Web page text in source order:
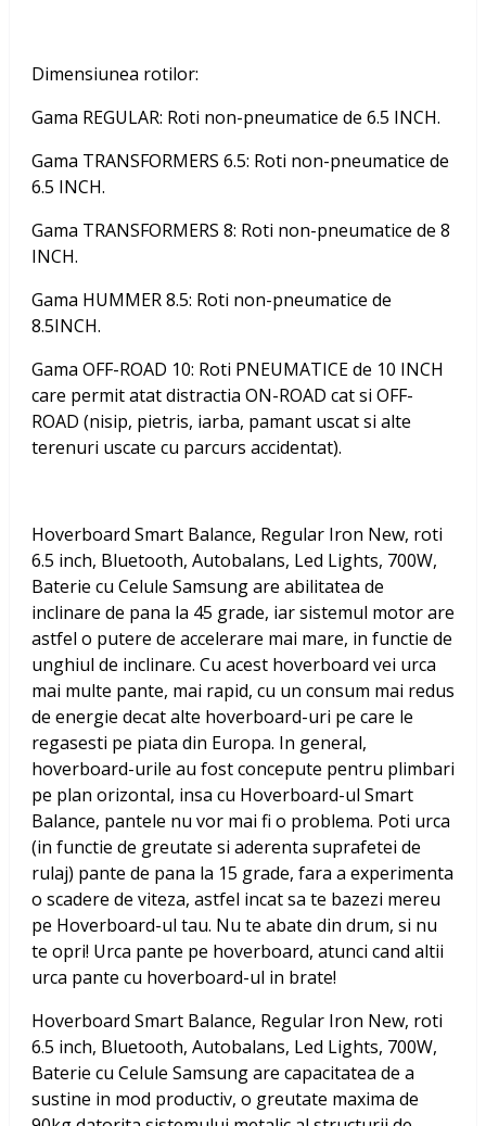
Dimensiunea rotilor:
Gama REGULAR: Roti non-pneumatice de 6.5 INCH.
Gama TRANSFORMERS 6.5: Roti non-pneumatice de
6.5 INCH.
Gama TRANSFORMERS 8: Roti non-pneumatice de 8
INCH.
Gama HUMMER 8.5: Roti non-pneumatice de
8.5INCH.
Gama OFF-ROAD 10: Roti PNEUMATICE de 10 INCH
care permit atat distractia ON-ROAD cat si OFF-
ROAD (nisip, pietris, iarba, pamant uscat si alte
terenuri uscate cu parcurs accidentat).
Hoverboard Smart Balance, Regular Iron New, roti
6.5 inch, Bluetooth, Autobalans, Led Lights, 700W,
Baterie cu Celule Samsungare abilitatea de
inclinare de pana la 45 grade, iar sistemul motor are
astfel o putere de accelerare mai mare, in functie de
unghiul de inclinare. Cu acest hoverboard vei urca
mai multe pante, mai rapid, cu un consum mai redus
de energie decat alte hoverboard-uri pe care le
regasesti pe piata din Europa. In general,
hoverboard-urile au fost concepute pentru plimbari
pe plan orizontal, insa cu Hoverboard-ul Smart
Balance, pantele nu vor mai fi o problema. Poti urca
(in functie de greutate si aderenta suprafetei de
rulaj) pante de pana la 15 grade, fara a experimenta
o scadere de viteza, astfel incat sa te bazezi mereu
pe Hoverboard-ul tau. Nu te abate din drum, si nu
te opri! Urca pante pe hoverboard, atunci cand altii
urca pante cu hoverboard-ul in brate!
Hoverboard Smart Balance, Regular Iron New, roti
6.5 inch, Bluetooth, Autobalans, Led Lights, 700W,
Baterie cu Celule Samsungare capacitatea de a
sustine in mod productiv, o greutate maxima de